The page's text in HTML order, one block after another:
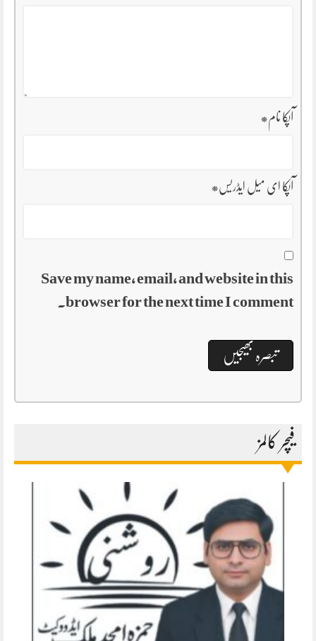
آپکا نام*
آپکا ای میل ایڈریس*
Save my name, email, and website in this
browser for the next time I comment.
فیچر کالمز